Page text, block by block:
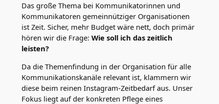
Das große Thema bei Kommunikatorinnen und
Kommunikatoren gemeinnütziger Organisationen
ist Zeit. Sicher, mehr Budget wäre nett, doch primär
hören wir die Frage: Wie soll ich das zeitlich
leisten?
Da die Themenfindung in der Organisation für alle
Kommunikationskanäle relevant ist, klammern wir
diese beim reinen Instagram-Zeitbedarf aus. Unser
Fokus liegt auf der konkreten Pflege eines